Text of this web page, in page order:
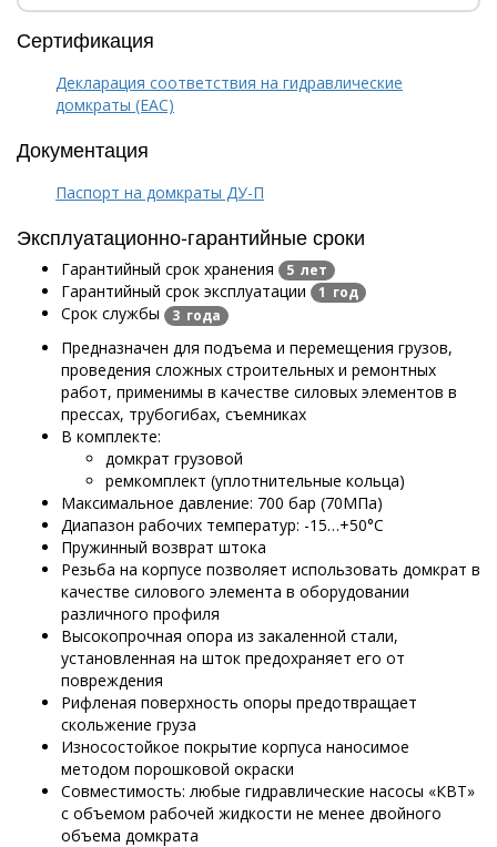
Сертификация
Декларация соответствия на гидравлические
домкраты (EAC)
Документация
Паспорт на домкраты ДУ-П
Эксплуатационно-гарантийные сроки
Гарантийный срок хранения 5 лет
Гарантийный срок эксплуатации 1 год
Срок службы 3 года
Предназначен для подъема и перемещения грузов,
проведения сложных строительных и ремонтных
работ, применимы в качестве силовых элементов в
прессах, трубогибах, съемниках
В комплекте:
домкрат грузовой
ремкомплект (уплотнительные кольца)
Максимальное давление: 700 бар (70МПа)
Диапазон рабочих температур: -15…+50°С
Пружинный возврат штока
Резьба на корпусе позволяет использовать домкрат в
качестве силового элемента в оборудовании
различного профиля
Высокопрочная опора из закаленной стали,
установленная на шток предохраняет его от
повреждения
Рифленая поверхность опоры предотвращает
скольжение груза
Износостойкое покрытие корпуса наносимое
методом порошковой окраски
Совместимость: любые гидравлические насосы «КВТ»
с объемом рабочей жидкости не менее двойного
объема домкрата